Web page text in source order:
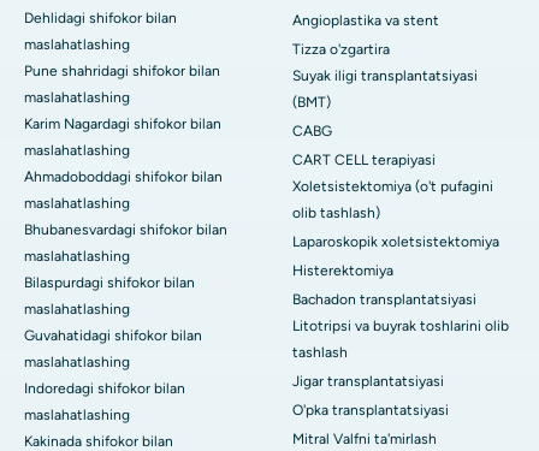
Dehlidagi shifokor bilan
maslahatlashing
Pune shahridagi shifokor bilan
maslahatlashing
Karim Nagardagi shifokor bilan
maslahatlashing
Ahmadoboddagi shifokor bilan
maslahatlashing
Bhubanesvardagi shifokor bilan
maslahatlashing
Bilaspurdagi shifokor bilan
maslahatlashing
Guvahatidagi shifokor bilan
maslahatlashing
Indoredagi shifokor bilan
maslahatlashing
Kakinada shifokor bilan
Angioplastika va stent
Tizza o'zgartira
Suyak iligi transplantatsiyasi
(BMT)
CABG
CART CELL terapiyasi
Xoletsistektomiya (o't pufagini
olib tashlash)
Laparoskopik xoletsistektomiya
Histerektomiya
Bachadon transplantatsiyasi
Litotripsi va buyrak toshlarini olib
tashlash
Jigar transplantatsiyasi
O'pka transplantatsiyasi
Mitral Valfni ta'mirlash